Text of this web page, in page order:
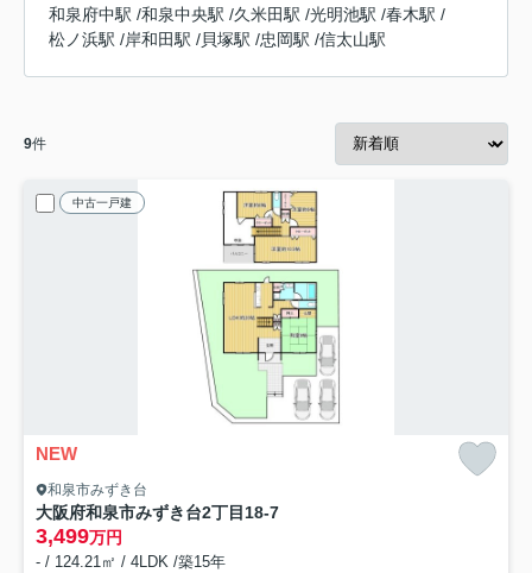
和泉府中駅 /和泉中央駅 /久米田駅 /光明池駅 /春木駅 /
松ノ浜駅 /岸和田駅 /貝塚駅 /忠岡駅 /信太山駅
9件
中古一戸建
NEW
和泉市みずき台
大阪府和泉市みずき台2丁目18-7
3,499万円
- / 124.21㎡ / 4LDK /築15年